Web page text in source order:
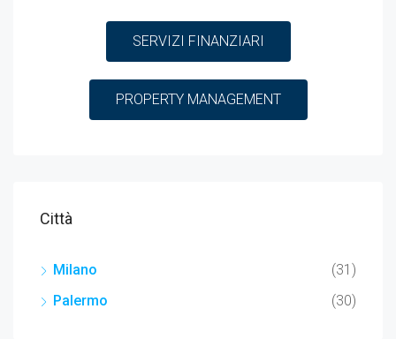
SERVIZI FINANZIARI
PROPERTY MANAGEMENT
Città
Milano
(31)
Palermo
(30)